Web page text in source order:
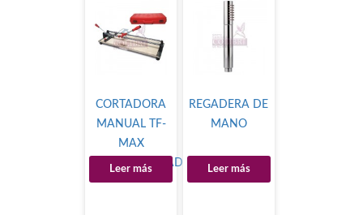
CORTADORA
MANUAL TF-
MAX
[DESCONTINUADO]
Leer más
REGADERA DE
MANO
Leer más